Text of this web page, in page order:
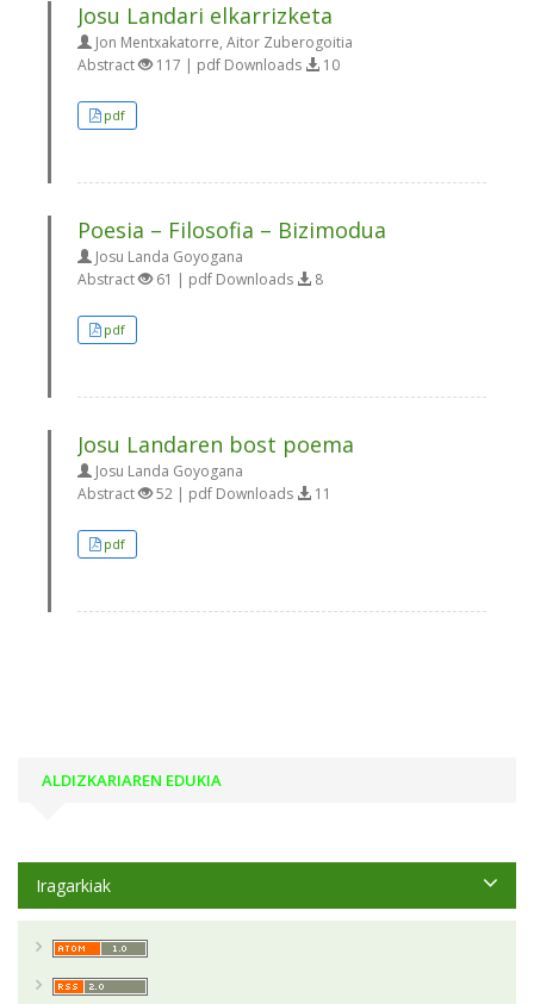
Josu Landari elkarrizketa
Jon Mentxakatorre, Aitor Zuberogoitia
Abstract
117 | pdf Downloads 10
pdf
Poesia – Filosofia – Bizimodua
Josu Landa Goyogana
Abstract
61 | pdf Downloads 8
pdf
Josu Landaren bost poema
Josu Landa Goyogana
Abstract
52 | pdf Downloads 11
pdf
ALDIZKARIAREN EDUKIA
Iragarkiak